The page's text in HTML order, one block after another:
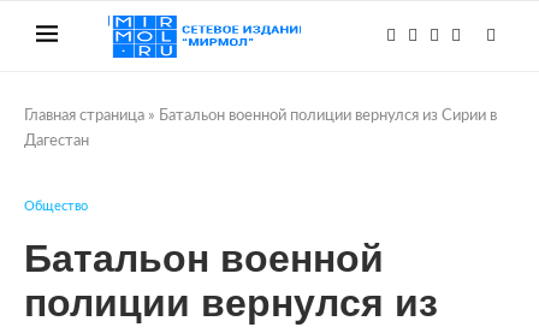
Главная страница » Батальон военной полиции вернулся из Сирии в
Дагестан
Общество
Батальон военной
полиции вернулся из